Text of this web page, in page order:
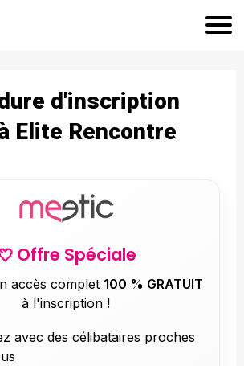
d'inscription
Elite Rencontre
Offre Spéciale
accès complet 100 % GRATUIT
à l'inscription !
avec des célibataires proches